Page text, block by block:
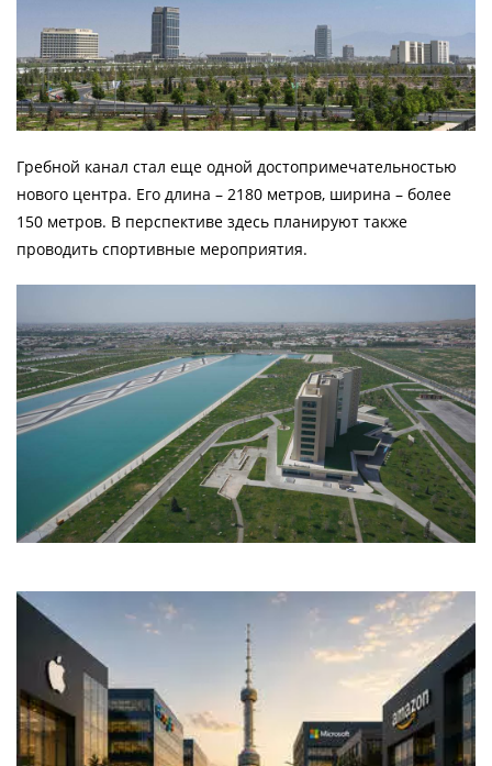
Гребной канал стал еще одной достопримечательностью
нового центра. Его длина – 2180 метров, ширина – более
150 метров. В перспективе здесь планируют также
проводить спортивные мероприятия.